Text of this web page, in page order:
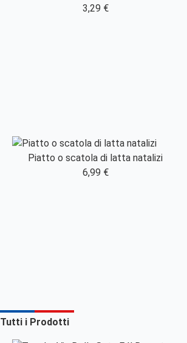
3,29 €
Piatto o scatola di latta natalizi
6,99 €
Tutti i Prodotti